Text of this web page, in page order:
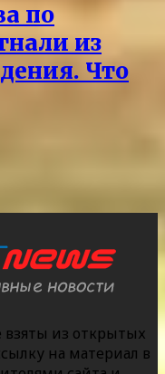
по
из
Что
из открытых
на материал в